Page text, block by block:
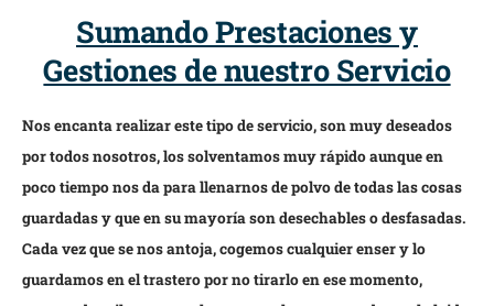
Sumando Prestaciones y
Gestiones de nuestro Servicio
Nos encanta realizar este tipo de servicio, son muy deseados
por todos nosotros, los solventamos muy rápido aunque en
poco tiempo nos da para llenarnos de polvo de todas las cosas
guardadas y que en su mayoría son desechables o desfasadas.
Cada vez que se nos antoja, cogemos cualquier enser y lo
guardamos en el trastero por no tirarlo en ese momento,